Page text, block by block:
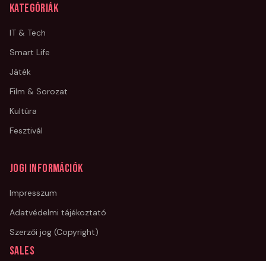
Kategóriák
IT & Tech
Smart Life
Játék
Film & Sorozat
Kultúra
Fesztivál
Jogi információk
Impresszum
Adatvédelmi tájékoztató
Szerzői jog (Copyright)
Sales